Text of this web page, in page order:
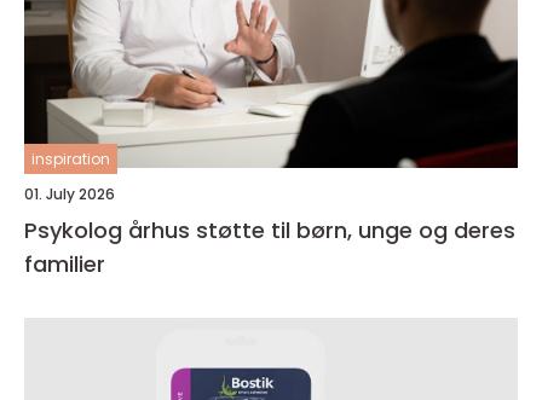
inspiration
01. July 2026
Psykolog århus støtte til børn, unge og deres
familier